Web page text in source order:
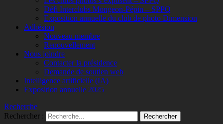
Défi Interclubs Mongeon-Pépin – SPPQ
Exposition annuelle du club de photo Dimension
Adhésion
Nouveau membre
Renouvellement
Nous joindre
Contacter la présidence
Demande de soutien web
Intelligence artificielle (IA)
Exposition annuelle 2025
Recherche
Rechercher :